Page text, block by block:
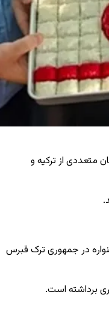
متعددی از ترکیه و
در جمهوری ترک قبرس
برداشته است.